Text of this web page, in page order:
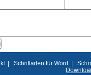
| Schriftarten für Word |